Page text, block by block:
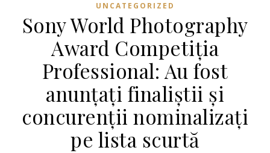
UNCATEGORIZED
Sony World Photography
Award Competiția
Professional: Au fost
anunțați finaliștii și
concurenții nominalizați
pe lista scurtă